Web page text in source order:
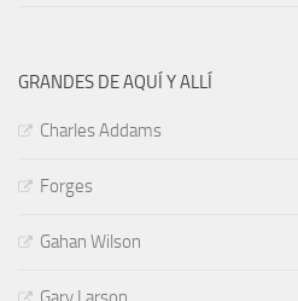
GRANDES DE AQUÍ Y ALLÍ
Charles Addams
Forges
Gahan Wilson